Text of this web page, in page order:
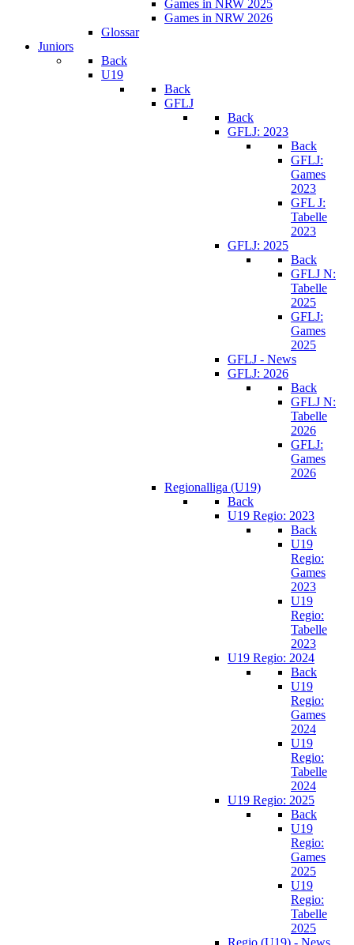
Games in NRW 2025
Games in NRW 2026
Glossar
Juniors
Back
U19
Back
GFLJ
Back
GFLJ: 2023
Back
GFLJ:
Games
2023
GFL J:
Tabelle
2023
GFLJ: 2025
Back
GFLJ N:
Tabelle
2025
GFLJ:
Games
2025
GFLJ - News
GFLJ: 2026
Back
GFLJ N:
Tabelle
2026
GFLJ:
Games
2026
Regionalliga (U19)
Back
U19 Regio: 2023
Back
U19
Regio:
Games
2023
U19
Regio:
Tabelle
2023
U19 Regio: 2024
Back
U19
Regio:
Games
2024
U19
Regio:
Tabelle
2024
U19 Regio: 2025
Back
U19
Regio:
Games
2025
U19
Regio:
Tabelle
2025
Regio (U19) - News